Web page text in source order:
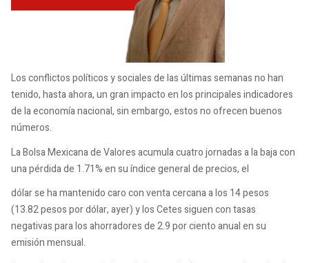
Los conflictos políticos y sociales de las últimas semanas no han
tenido, hasta ahora, un gran impacto en los principales indicadores
de la economía nacional, sin embargo, estos no ofrecen buenos
números.
La Bolsa Mexicana de Valores acumula cuatro jornadas a la baja con
una pérdida de 1.71% en su índice general de precios, el
dólar se ha mantenido caro con venta cercana a los 14 pesos
(13.82 pesos por dólar, ayer) y los Cetes siguen con tasas
negativas para los ahorradores de 2.9 por ciento anual en su
emisión mensual.